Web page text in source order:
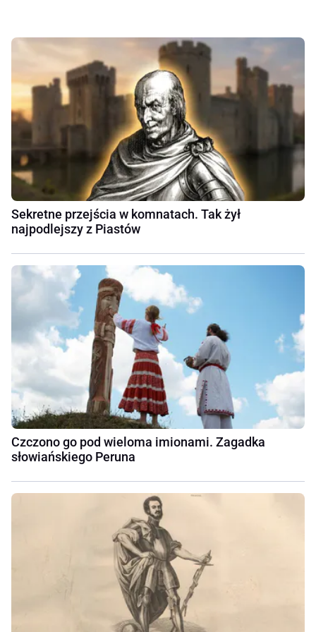
Sekretne przejścia w komnatach. Tak żył
najpodlejszy z Piastów
Czczono go pod wieloma imionami. Zagadka
słowiańskiego Peruna